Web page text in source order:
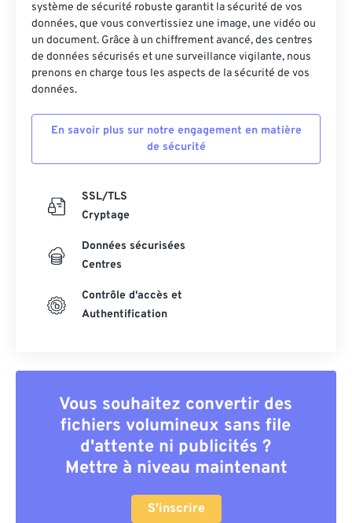
système de sécurité robuste garantit la sécurité de vos
données, que vous convertissiez une image, une vidéo ou
un document. Grâce à un chiffrement avancé, des centres
de données sécurisés et une surveillance vigilante, nous
prenons en charge tous les aspects de la sécurité de vos
données.
En savoir plus sur notre engagement en matière
de sécurité
SSL/TLS
Cryptage
Données sécurisées
Centres
Contrôle d'accès et
Authentification
Vous souhaitez convertir des
fichiers volumineux sans file
d'attente ni publicités ?
Mettre à niveau maintenant
S'inscrire